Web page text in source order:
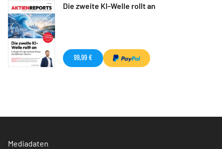
Die zweite KI-Welle rollt an
99,99 €
Mediadaten